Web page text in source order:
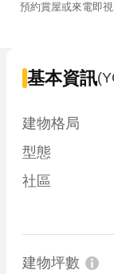
預約賞屋或來電即
基本資訊
建物格局
型態
社區
建物坪數